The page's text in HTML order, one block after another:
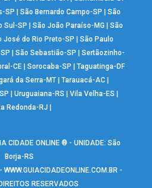
SP |São Bernardo Campo-SP |São
Sul-SP |São João Paraíso-MG |São
José do Rio Preto-SP |São Paulo
|São Sebastião-SP |Sertãozinho-
CE |Sorocaba-SP |Taguatinga-DF
da Serra-MT| Tarauacá-AC|
|Uruguaiana-RS |Vila Velha-ES |
Redonda-RJ |
CIDADE ONLINE ® - UNIDADE: São
Borja-RS
-WWW.GUIACIDADEONLINE.COM.BR -
RESERVADOS